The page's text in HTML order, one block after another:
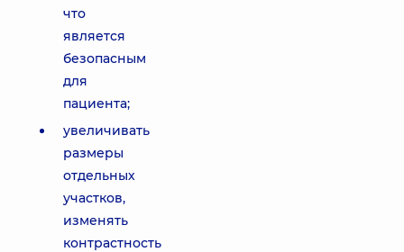
что
является
безопасным
для
пациента;
увеличивать
размеры
отдельных
участков,
изменять
контрастность